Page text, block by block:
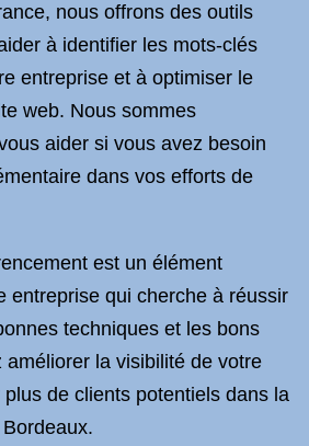
nous offrons des outils
à identifier les mots-clés
entreprise et à optimiser le
web. Nous sommes
aider si vous avez besoin
dans vos efforts de
est un élément
entreprise qui cherche à réussir
techniques et les bons
améliorer la visibilité de votre
de clients potentiels dans la